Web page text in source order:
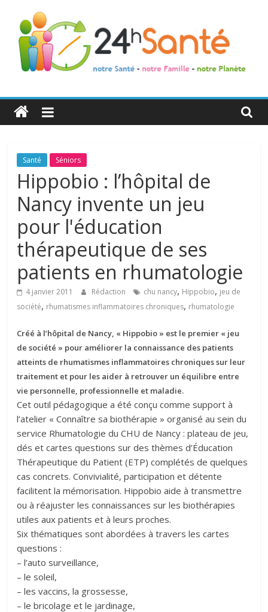
24h
Santé
La
santé
toute
famille
Santé Séniors
Hippobio : l’hôpital de
Nancy invente un jeu
pour l'éducation
thérapeutique de ses
patients en rhumatologie
4 janvier 2011 Rédaction chu nancy, Hippobio, jeu de
société, rhumatismes inflammatoires chroniques, rhumatologie
Créé à l’hôpital de Nancy, « Hippobio » est le premier « jeu
de société » pour améliorer la connaissance des patients
atteints de rhumatismes inflammatoires chroniques sur leur
traitement et pour les aider à retrouver un équilibre entre
vie personnelle, professionnelle et maladie.
Cet outil pédagogique a été conçu comme support à
l’atelier « Connaître sa biothérapie » organisé au sein du
service Rhumatologie du CHU de Nancy : plateau de jeu,
dés et cartes questions sur des thèmes d’Éducation
Thérapeutique du Patient (ETP) complétés de quelques
cas concrets. Convivialité, participation et détente
facilitent la mémorisation. Hippobio aide à transmettre
ou à réajuster les connaissances sur les biothérapies
utiles aux patients et à leurs proches.
Six thématiques sont abordées à travers les cartes
questions :
– l’auto surveillance,
– le soleil,
– les vaccins, la grossesse,
– le bricolage et le jardinage,